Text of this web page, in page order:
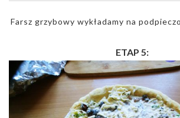
Farsz grzybowy wykładamy na
ETAP 5: